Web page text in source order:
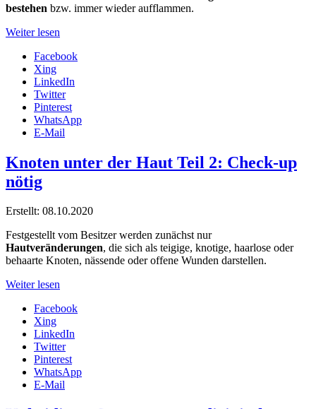
bestehen bzw. immer wieder aufflammen.
Weiter lesen
Facebook
Xing
LinkedIn
Twitter
Pinterest
WhatsApp
E-Mail
Knoten unter der Haut Teil 2: Check-up
nötig
Erstellt: 08.10.2020
Festgestellt vom Besitzer werden zunächst nur
Hautveränderungen, die sich als teigige, knotige, haarlose oder
behaarte Knoten, nässende oder offene Wunden darstellen.
Weiter lesen
Facebook
Xing
LinkedIn
Twitter
Pinterest
WhatsApp
E-Mail